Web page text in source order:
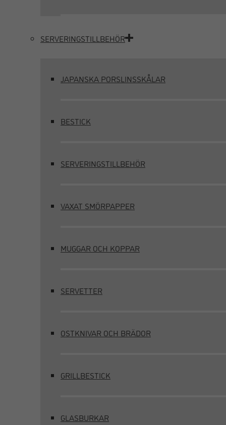
SERVERINGSTILLBEHÖR
JAPANSKA PORSLINSSKÅLAR
BESTICK
SERVERINGSTILLBEHÖR
VAXAT SMÖRPAPPER
MUGGAR OCH KOPPAR
SERVETTER
OSTKNIVAR OCH BRÄDOR
GRILLBESTICK
GLASBURKAR